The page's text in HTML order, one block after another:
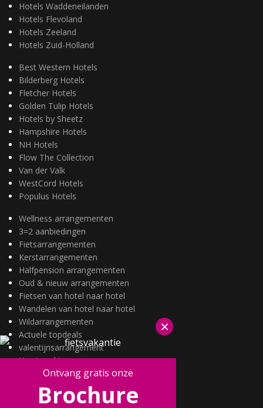
Hotels Waddeneilanden
Hotels Flevoland
Hotels Zeeland
Hotels Zuid-Holland
Best Western Hotels
Bilderberg Hotels
Fletcher Hotels
Golden Tulip Hotels
Hotels by Sheetz
Hampshire Hotels
NH Hotels
Flow The Collection
Van der Valk
WestCord Hotels
Populus Hotels
Wellness arrangementen
3=2 aanbiedingen
Fietsarrangementen
Kerstarrangementen
Halfpension arrangementen
Oud & nieuw arrangementen
Fietsen van hotel naar hotel
Wandelen van hotel naar hotel
Wildarrangementen
Actuele topdeals
valentijnsarrangement
Kerstmarkten
Fietsvakanties
Wandelvakanties
×
Ontvang gratis onze
Brochure